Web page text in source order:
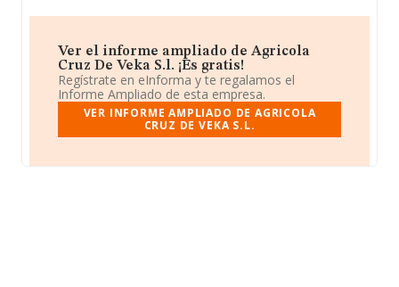
Ver el informe ampliado de Agricola
Cruz De Veka S.l. ¡Es gratis!
Regístrate en eInforma y te regalamos el
Informe Ampliado de esta empresa.
VER INFORME AMPLIADO DE AGRICOLA
CRUZ DE VEKA S.L.